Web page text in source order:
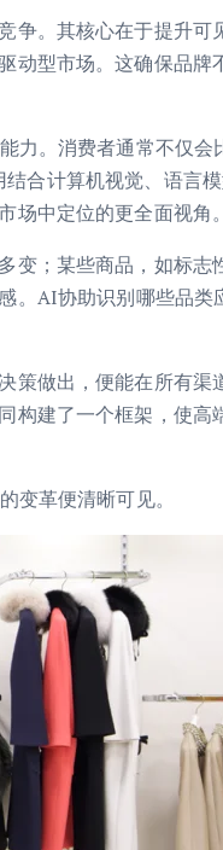
争。其核心在于提升
动型市场。这确保品
力。消费者通常不仅
结合计算机视觉、语言
中定位的更全面视角。
变；某些商品，如标志
。AI协助识别哪些品
策做出，便能在所有
构建了一个框架，使
变革便清晰可见。